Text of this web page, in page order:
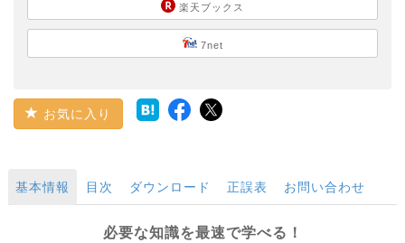
楽天ブックス
7net
お気に入り
基本情報 目次 ダウンロード 正誤表 お問い合わせ
必要な知識を最速で学べる！